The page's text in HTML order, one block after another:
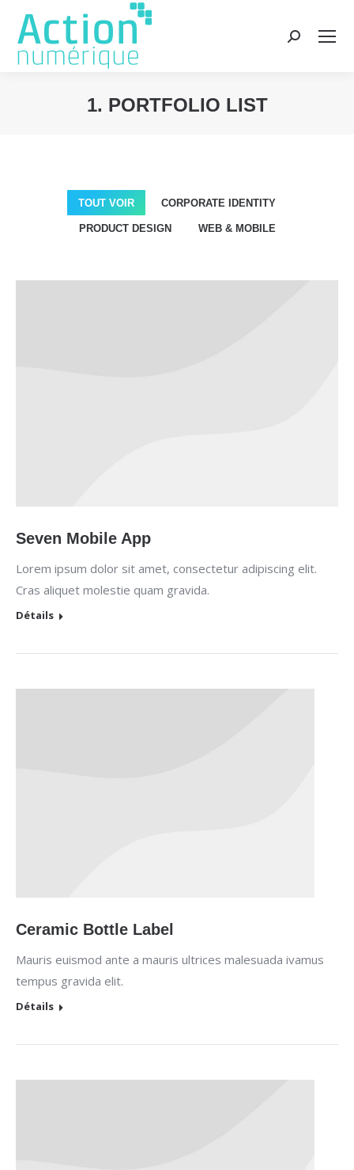
Recherche
1. PORTFOLIO LIST
TOUT VOIR CORPORATE IDENTITY
PRODUCT DESIGN WEB & MOBILE
Seven Mobile App
Lorem ipsum dolor sit amet, consectetur adipiscing elit.
Cras aliquet molestie quam gravida.
Détails
Ceramic Bottle Label
Mauris euismod ante a mauris ultrices malesuada ivamus
tempus gravida elit.
Détails